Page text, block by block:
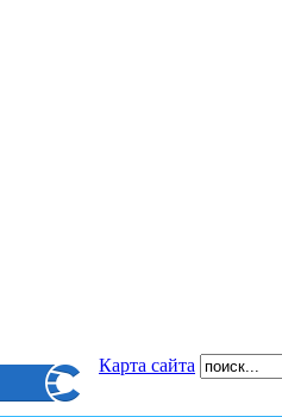
Карта сайта